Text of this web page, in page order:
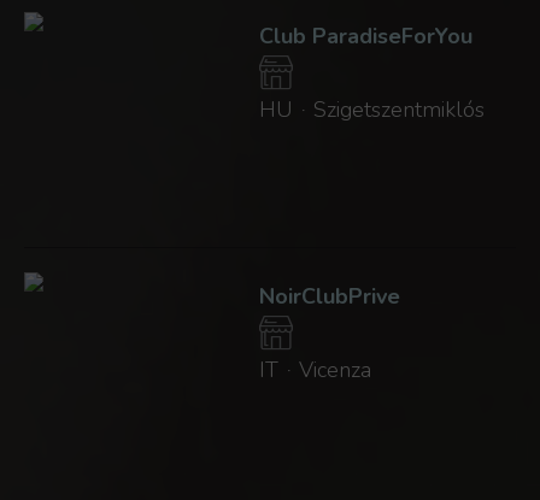
Club ParadiseForYou
HU · Szigetszentmiklós
NoirClubPrive
IT · Vicenza